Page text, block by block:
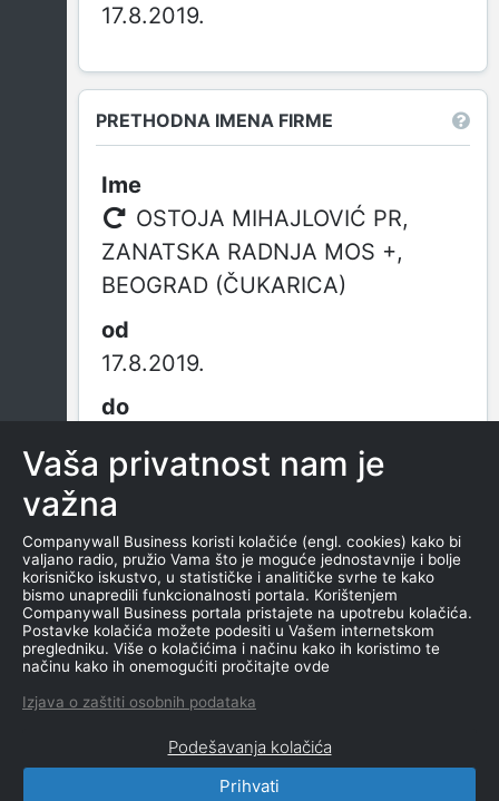
17.8.2019.
PRETHODNA IMENA FIRME
OSTOJA MIHAJLOVIĆ PR,
ZANATSKA RADNJA MOS +,
BEOGRAD (ČUKARICA)
17.8.2019.
od osnivanja
17.8.2019.
CompanyWall Business © 2026
Vaša privatnost nam je
važna
Companywall Business koristi kolačiće (engl. cookies) kako bi
valjano radio, pružio Vama što je moguće jednostavnije i bolje
korisničko iskustvo, u statističke i analitičke svrhe te kako
bismo unapredili funkcionalnosti portala. Korištenjem
Companywall Business portala pristajete na upotrebu kolačića.
Postavke kolačića možete podesiti u Vašem internetskom
pregledniku. Više o kolačićima i načinu kako ih koristimo te
načinu kako ih onemogućiti pročitajte ovde
Izjava o zaštiti osobnih podataka
Podešavanja kolačića
Prihvati